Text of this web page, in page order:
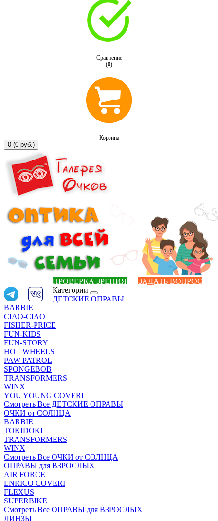
Сравнение
(0)
Корзина
0 (0 руб.)
ПРОВЕРКА ЗРЕНИЯ
ЗАДАТЬ ВОПРОС
Категории
ДЕТСКИЕ ОПРАВЫ
BARBIE
CIAO-CIAO
FISHER-PRICE
FUN-KIDS
FUN-STORY
HOT WHEELS
PAW PATROL
SPONGEBOB
TRANSFORMERS
WINX
YOU YOUNG COVERI
Смотреть Все ДЕТСКИЕ ОПРАВЫ
ОЧКИ от СОЛНЦА
BARBIE
TOKIDOKI
TRANSFORMERS
WINX
Смотреть Все ОЧКИ от СОЛНЦА
ОПРАВЫ для ВЗРОСЛЫХ
AIR FORCE
ENRICO COVERI
FLEXUS
SUPERBIKE
Смотреть Все ОПРАВЫ для ВЗРОСЛЫХ
ЛИНЗЫ